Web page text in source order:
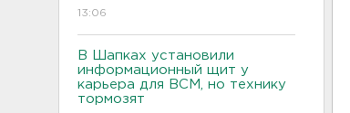
13:06
В Шапках установили
информационный щит у
карьера для ВСМ, но технику
тормозят